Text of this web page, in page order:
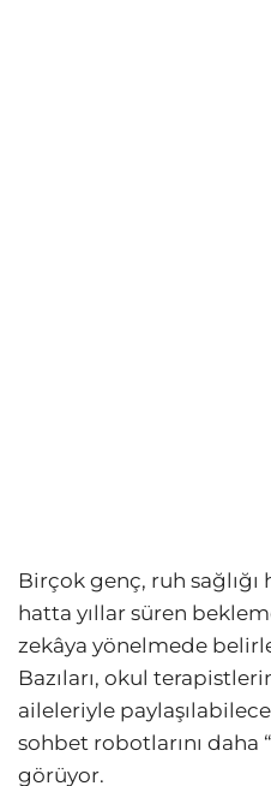
Birçok genç, ruh
hatta yıllar süren
zekâya yönelmede
Bazıları, okul
aileleriyle
sohbet robotlarını daha
görüyor.